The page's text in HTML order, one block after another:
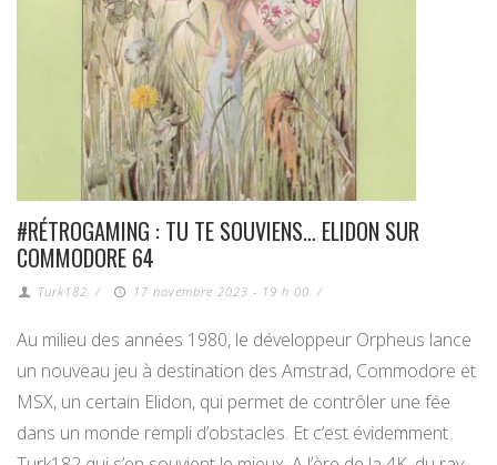
#RÉTROGAMING : TU TE SOUVIENS… ELIDON SUR
COMMODORE 64
Turk182 / 17 novembre 2023 - 19 h 00 /
Au milieu des années 1980, le développeur Orpheus lance
un nouveau jeu à destination des Amstrad, Commodore et
MSX, un certain Elidon, qui permet de contrôler une fée
dans un monde rempli d’obstacles. Et c’est évidemment